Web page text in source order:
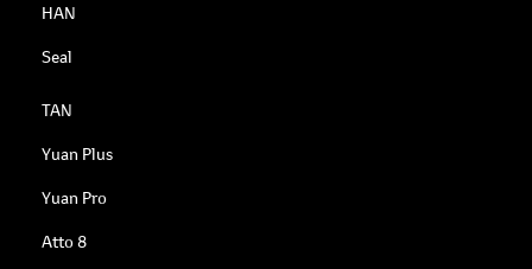
HAN
Seal
TAN
Yuan Plus
Yuan Pro
Atto 8